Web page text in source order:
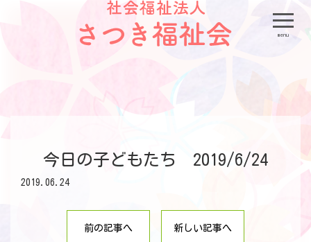
menu
今日の子どもたち 2019/6/24
2019.06.24
前の記事へ 新しい記事へ